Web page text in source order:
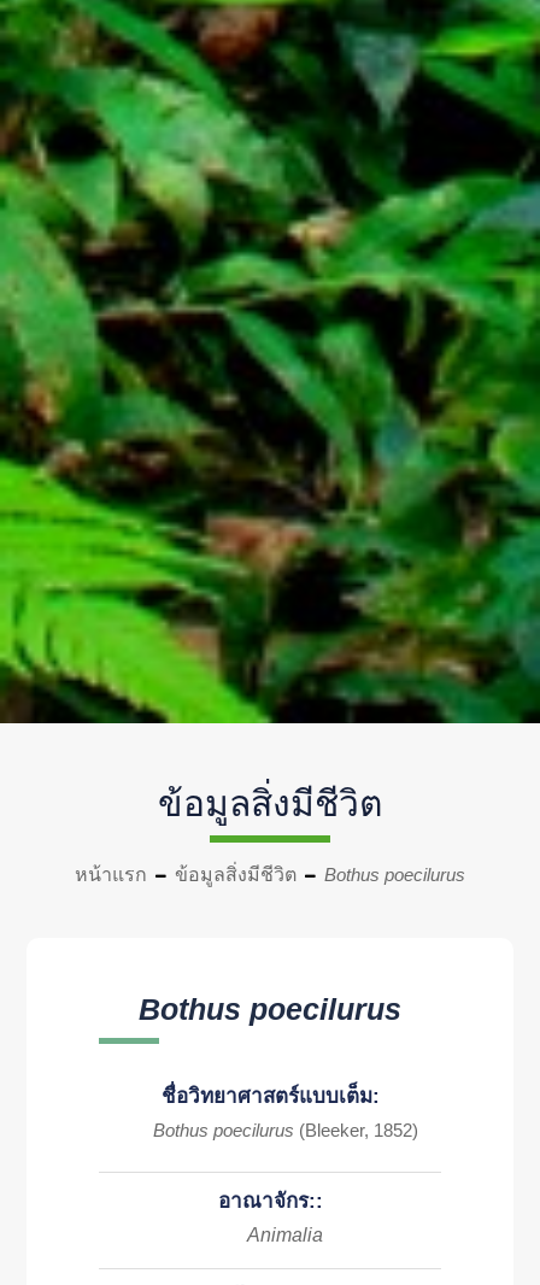
ข้อมูลสิ่งมีชีวิต
หน้าแรก ข้อมูลสิ่งมีชีวิต Bothus poecilurus
Bothus poecilurus
ชื่อวิทยาศาสตร์แบบเต็ม:
Bothus poecilurus (Bleeker, 1852)
อาณาจักร::
Animalia